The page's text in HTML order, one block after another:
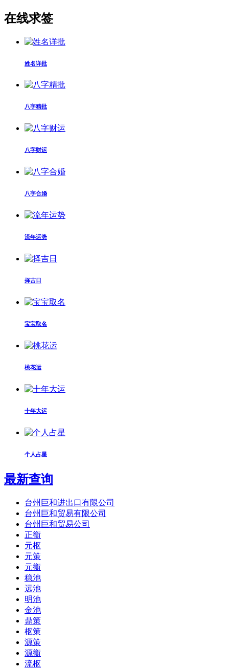
在线求签
姓名详批
八字精批
八字财运
八字合婚
流年运势
择吉日
宝宝取名
桃花运
十年大运
个人占星
最新查询
台州巨和进出口有限公司
台州巨和贸易有限公司
台州巨和贸易公司
正衡
元枢
元策
元衡
稳池
远池
明池
金池
鼎策
枢策
源策
源衡
流枢